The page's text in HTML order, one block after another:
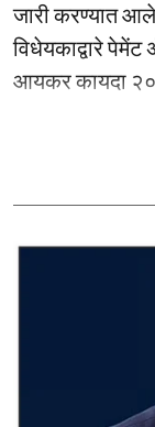
जारी करण्यात
विधेयकाद्वारे
आयकर कायदा